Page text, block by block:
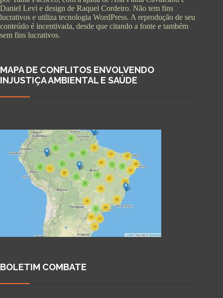
Daniel Levi e design de Raquel Cordeiro. Não tem fins
lucrativos e utiliza tecnologia WordPress. A reprodução de seu
conteúdo é incentivada, desde que citando a fonte e também
sem fins lucrativos.
MAPA DE CONFLITOS ENVOLVENDO
INJUSTIÇA AMBIENTAL E SAÚDE
BOLETIM COMBATE